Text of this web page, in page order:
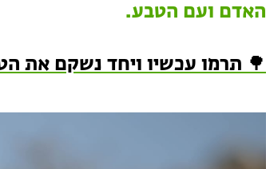
האדם ועם הטבע.
🌳 תרמו עכשיו ויחד נשקם את